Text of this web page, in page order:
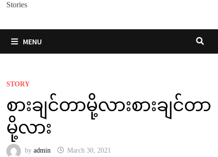
Stories
MENU
STORY
စားချင်တာမို့လားစားချင်တာ
မို့လား
by admin March 30, 2021